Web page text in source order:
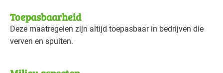
Toepasbaarheid
Deze maatregelen zijn altijd toepasbaar in bedrijven die
verven en spuiten.